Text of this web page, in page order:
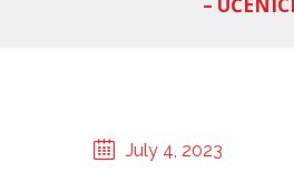
July 4, 2023